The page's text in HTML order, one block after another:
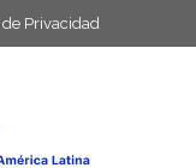
Privacidad